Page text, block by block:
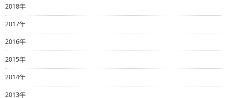
2018年
2017年
2016年
2015年
2014年
2013年